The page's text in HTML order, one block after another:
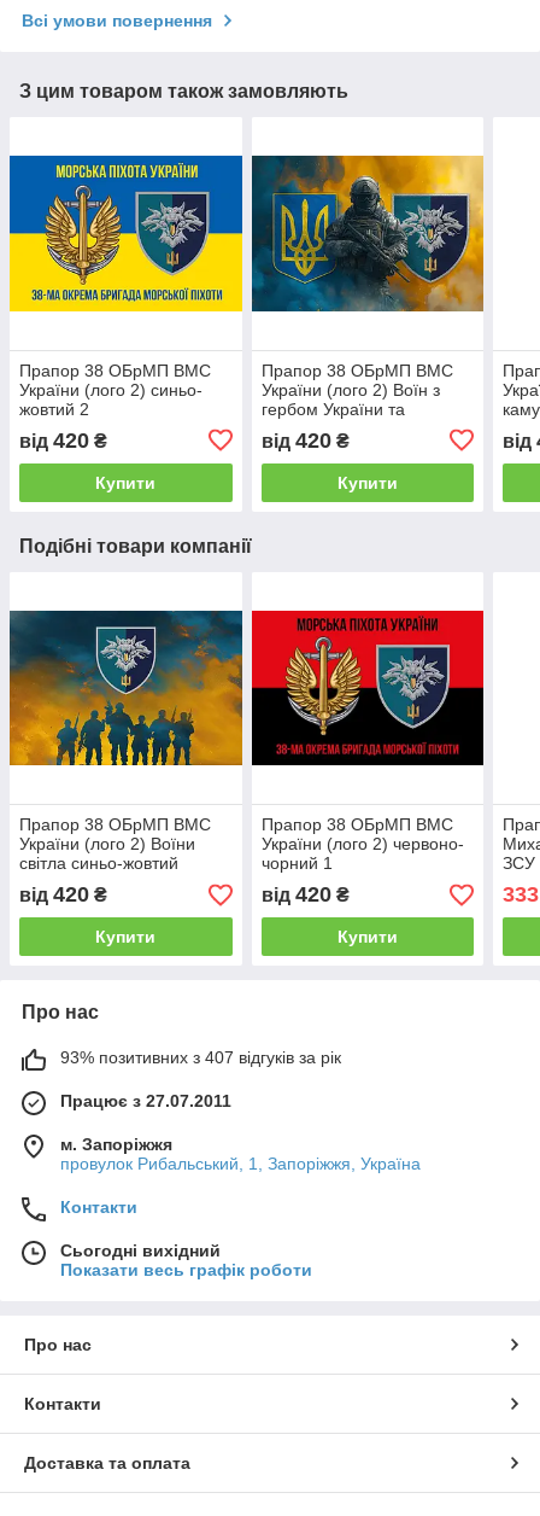
Всі умови повернення
З цим товаром також замовляють
Прапор 38 ОБрМП ВМС
України (лого 2) синьо-
жовтий 2
від 420 ₴
Купити
Прапор 38 ОБрМП ВМС
України (лого 2) Воїн з
гербом України та
від 420₴
Купити
від
Подібні товари компанії
Прапор 38 ОБрМП ВМС
України (лого 2) Воїни
світла синьо-жовтий
від 420 ₴
Купити
Прапор 38 ОБрМП ВМС
України (лого 2) червоно-
чорний 1
від 420₴
Купити
ЗСУ
Про нас
93% позитивних з 407 відгуків за рік
Працює з 27.07.2011
м. Запоріжжя
провулок Рибальський, 1, Запоріжжя, Україна
Контакти
Сьогодні вихідний
Показати весь графік роботи
Про нас
Контакти
Доставка та оплата